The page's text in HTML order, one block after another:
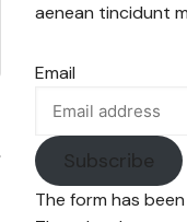
aenean tincidunt
Email
Subscribe
The form has